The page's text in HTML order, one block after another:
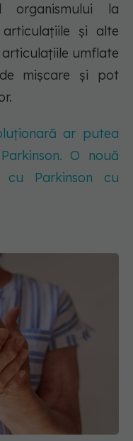
organismului la
și alte
umflate
mișcare și pot
ar putea
O nouă
cu Parkinson cu